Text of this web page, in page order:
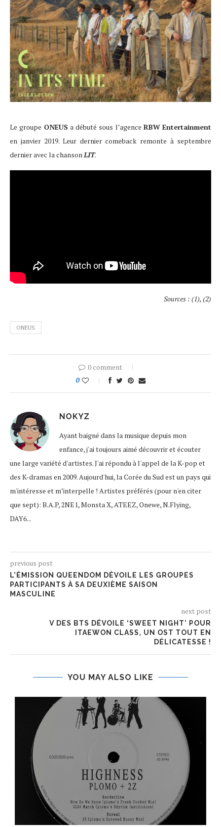
Le groupe ONEUS a débuté sous l’agence RBW Entertainment
en janvier 2019. Leur dernier comeback remonte à septembre
dernier avec la chanson LIT.
Sources : (1), (2)
ONEUS
0 comment
0
NOKYZ
Ayant baigné dans la musique depuis mon
enfance, j'ai toujours aimé découvrir et écouter
une large variété d'artistes. J'ai répondu à l'appel de la K-pop et
des K-dramas en 2009. Aujourd'hui, la Corée du Sud est un pays qui
m'intéresse et m’interpelle ! Artistes préférés (pour n'en citer
que sept): B.A.P, 2NE1, Monsta X, ATEEZ, Onewe, N.Flying,
DAY6...
previous post
L’ÉMISSION QUEENDOM DÉVOILE LES GROUPES
PARTICIPANTS À SA DEUXIÈME SAISON
MASCULINE
next post
V DES BTS DÉVOILE ‘SWEET NIGHT’ POUR
ITAEWON CLASS, UN OST TOUT EN
DÉLICATESSE !
YOU MAY ALSO LIKE